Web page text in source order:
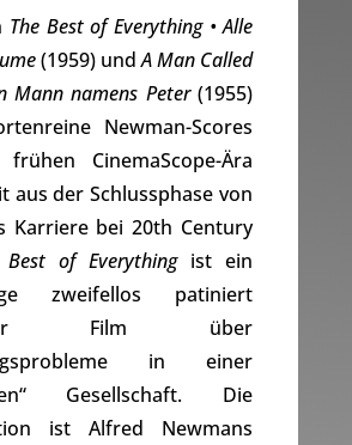
The Best of Everything • Alle
(1959) undA Man Called
Mann namens Peter(1955)
Newman-Scores
CinemaScope-Ära
aus der Schlussphase von
Karriere bei 20th Century
Best of Everythingist ein
zweifellos patiniert
Film über
in einer
Gesellschaft. Die
ist Alfred Newmans